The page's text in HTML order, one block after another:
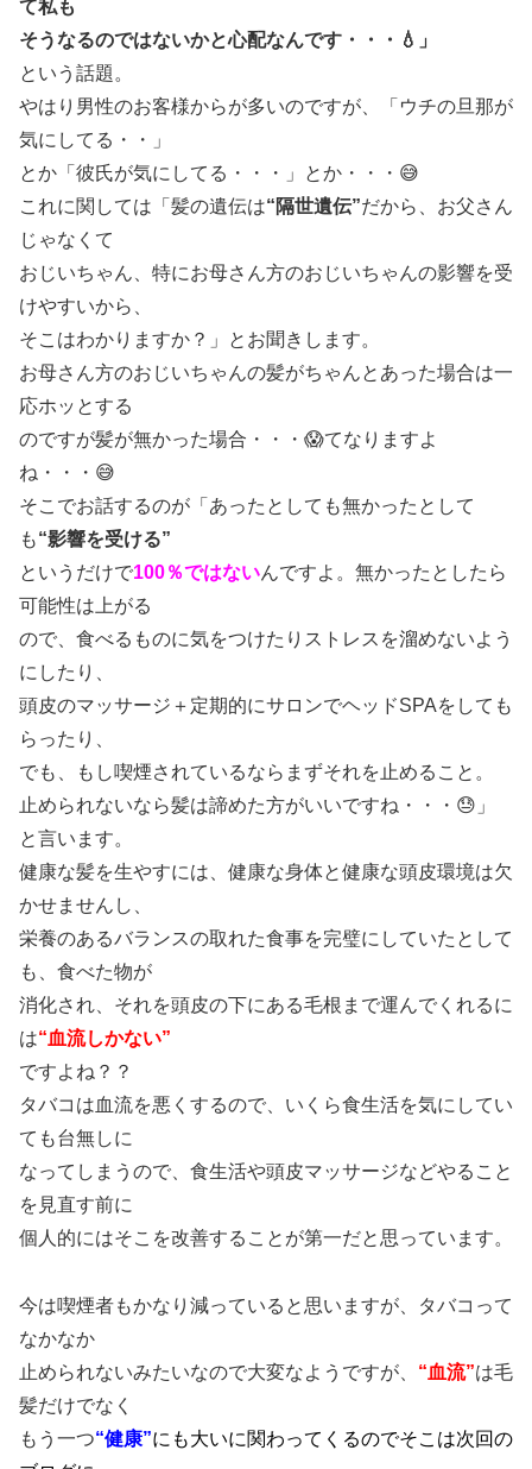
て私も
そうなるのではないかと心配なんです・・・💧」
という話題。
やはり男性のお客様からが多いのですが、「ウチの旦那が
気にしてる・・」
とか「彼氏が気にしてる・・・」とか・・・😅
これに関しては「髪の遺伝は“隔世遺伝”だから、お父さん
じゃなくて
おじいちゃん、特にお母さん方のおじいちゃんの影響を受
けやすいから、
そこはわかりますか？」とお聞きします。
お母さん方のおじいちゃんの髪がちゃんとあった場合は一
応ホッとする
のですが髪が無かった場合・・・😱てなりますよ
ね・・・😅
そこでお話するのが「あったとしても無かったとして
も“影響を受ける”
というだけで100％ではないんですよ。無かったとしたら
可能性は上がる
ので、食べるものに気をつけたりストレスを溜めないよう
にしたり、
頭皮のマッサージ＋定期的にサロンでヘッドSPAをしても
らったり、
でも、もし喫煙されているならまずそれを止めること。
止められないなら髪は諦めた方がいいですね・・・😓」
と言います。
健康な髪を生やすには、健康な身体と健康な頭皮環境は欠
かせませんし、
栄養のあるバランスの取れた食事を完璧にしていたとして
も、食べた物が
消化され、それを頭皮の下にある毛根まで運んでくれるに
は“血流しかない”
ですよね？？
タバコは血流を悪くするので、いくら食生活を気にしてい
ても台無しに
なってしまうので、食生活や頭皮マッサージなどやること
を見直す前に
個人的にはそこを改善することが第一だと思っています。
今は喫煙者もかなり減っていると思いますが、タバコって
なかなか
止められないみたいなので大変なようですが、 “血流”は毛
髪だけでなく
もう一つ“健康”にも大いに関わってくるのでそこは次回の